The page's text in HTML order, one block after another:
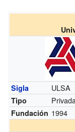
Sigla ULSA
Tipo
Fundación 1994